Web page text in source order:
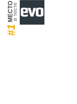
#1
МЕСТОв тесте